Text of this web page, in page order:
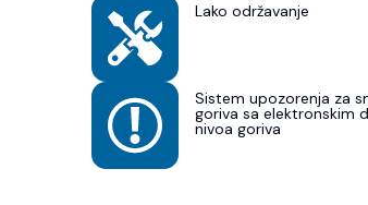
Lako održavanje
Sistem upozorenja za
goriva sa elektronskim
nivoa goriva